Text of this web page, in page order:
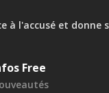
à l'accusé et donne
Free